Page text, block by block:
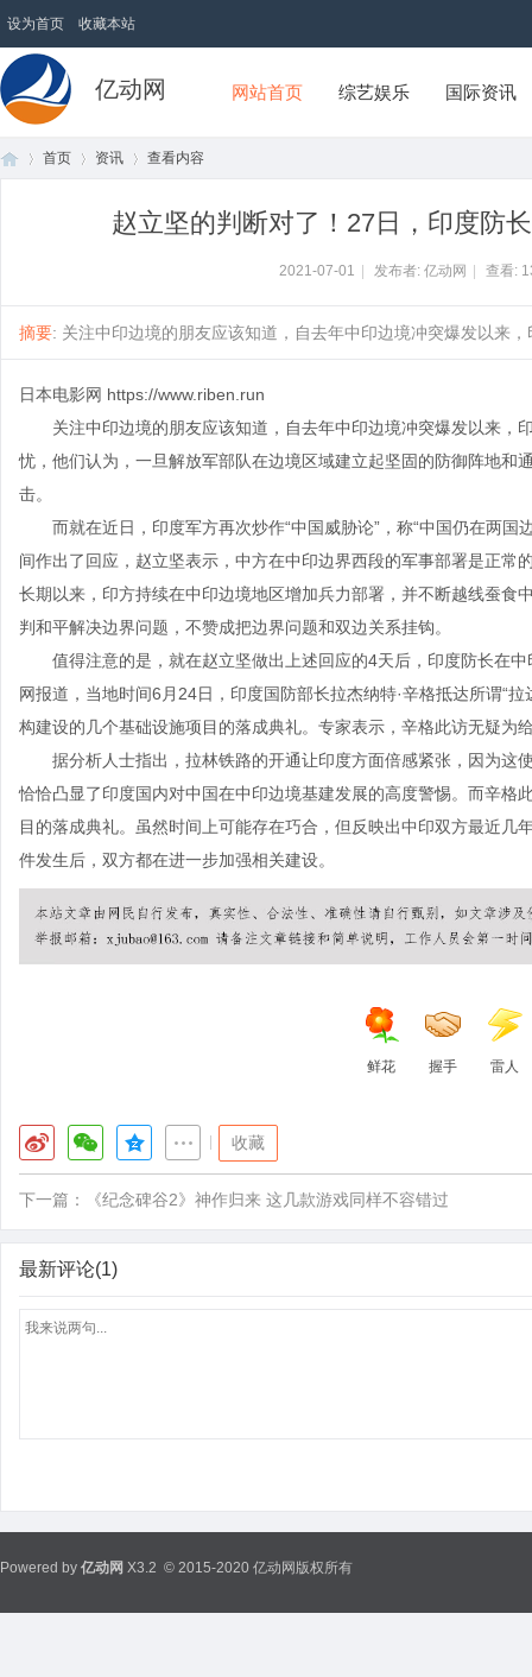
设为首页 收藏本站
亿动网 网站首页 综艺娱乐 国际资讯
首页 资讯 查看内容
赵立坚的判断对了！27日，印度防
2021-07-01 发布者: 亿动网 查看:
摘要: 关注中印边境的朋友应该知道，自去年中印边境冲突爆发以来
日本电影网 https://www.riben.run
关注中印边境的朋友应该知道，自去年中印边境冲突爆发以来，
忧，他们认为，一旦解放军部队在边境区域建立起坚固的防御阵地和
击。
而就在近日，印度军方再次炒作“中国威胁论”，称“中国仍在两国
间作出了回应，赵立坚表示，中方在中印边界西段的军事部署是正
长期以来，印方持续在中印边境地区增加兵力部署，并不断越线蚕食
判和平解决边界问题，不赞成把边界问题和双边关系挂钩。
值得注意的是，就在赵立坚做出上述回应的4天后，印度防长在中
网报道，当地时间6月24日，印度国防部长拉杰纳特·辛格抵达所谓“
构建设的几个基础设施项目的落成典礼。专家表示，辛格此访无疑为
据分析人士指出，拉林铁路的开通让印度方面倍感紧张，因为这
恰恰凸显了印度国内对中国在中印边境基建发展的高度警惕。而辛格
目的落成典礼。虽然时间上可能存在巧合，但反映出中印双方最近
件发生后，双方都在进一步加强相关建设。
鲜花 握手 雷人
收藏
下一篇： 《纪念碑谷2》神作归来 这几款游戏同样不容错过
最新评论(1)
Powered by 亿动网 X3.2 © 2015-2020 亿动网版权所有